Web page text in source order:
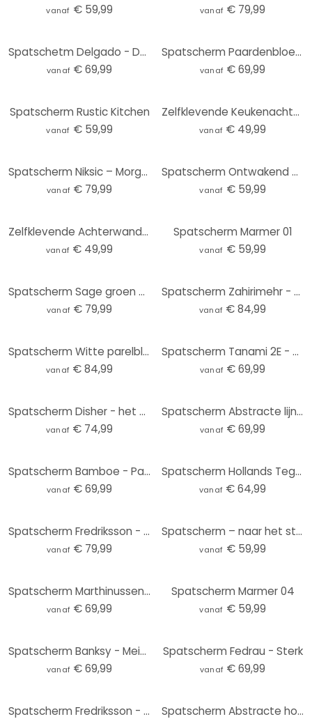
vanaf € 59,99 vanaf € 79,99
Spatschetm Delgado - Dandelions
vanaf € 69,99
Spatscherm Paardenbloem - Panorama
vanaf € 69,99
Spatscherm Rustic Kitchen
vanaf € 59,99
Zelfklevende Keukenachterwand natuursteen muur
vanaf € 49,99
Spatscherm Niksic – Morgendauw
vanaf € 79,99
Spatscherm Ontwakend Voorjaar
vanaf € 59,99
Zelfklevende Achterwand Geillustreerde Veldbloemen
vanaf € 49,99
Spatscherm Marmer 01
vanaf € 59,99
Spatscherm Sage groen mistlicht - Schmucker - Panorama
vanaf € 79,99
Spatscherm Zahirimehr - Story of a Waterdrop - panorama
vanaf € 84,99
Spatscherm Witte parelbloemen - Grande
vanaf € 84,99
Spatscherm Tanami 2E - Panorama
vanaf € 69,99
Spatscherm Disher - het Boeket
vanaf € 74,99
Spatscherm Abstracte lijnen zwart-goud - Amini
vanaf € 69,99
Spatscherm Bamboe - Panorama
vanaf € 69,99
Spatscherm Hollands Tegeltje 01
vanaf € 64,99
Spatscherm Fredriksson - Hexagons - Blue & Gold
vanaf € 79,99
Spatscherm – naar het strand
vanaf € 59,99
Spatscherm Marthinussen – Burning Wate
vanaf € 69,99
Spatscherm Marmer 04
vanaf € 59,99
Spatscherm Banksy - Meisje met ballon - Panorama
vanaf € 69,99
Spatscherm Fedrau - Sterk
vanaf € 69,99
Spatscherm Fredriksson - Blue Geometry Spatscherm Abstracte horizon in limoengroen - Schmucker - Panorama